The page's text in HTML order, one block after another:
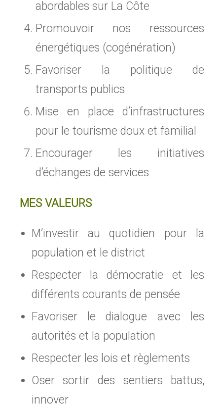
abordables sur La Côte
Promouvoir nos ressources
énergétiques (cogénération)
Favoriser la politique de
transports publics
Mise en place d’infrastructures
pour le tourisme doux et familial
Encourager les initiatives
d’échanges de services
MES VALEURS
M’investir au quotidien pour la
population et le district
Respecter la démocratie et les
différents courants de pensée
Favoriser le dialogue avec les
autorités et la population
Respecter les lois et règlements
Oser sortir des sentiers battus,
innover